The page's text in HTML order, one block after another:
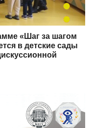
«Шаг за шагом
в детские сады